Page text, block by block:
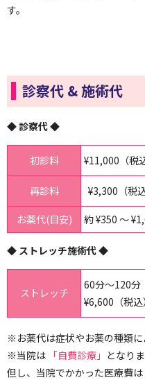
す。
診察代 & 施術代
◆ 診察代 ◆
初診料 ¥11,000（税込
再診料 ¥3,300（税込
お薬代(目安) 約 ¥350 ～
◆ ストレッチ施術代 ◆
ストレッチ
60分～120分
¥6,600（税込
※お薬代は症状やお薬の種類に
※当院は 「自費診療」 となり
但し、当院でかかった医療費は